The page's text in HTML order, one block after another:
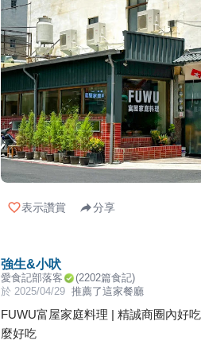
表示讚賞 分享
強生&小吠
愛食記部落客 (2202篇食記)
於 2025/04/29 推薦了這家餐廳
FUWU富屋家庭料理 | 精誠商圈內好
麼好吃